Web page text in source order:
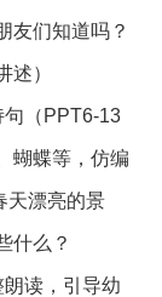
友们知道吗？
）
（PPT6-13
蝴蝶等，仿编
天漂亮的景
什么？
读，引导幼